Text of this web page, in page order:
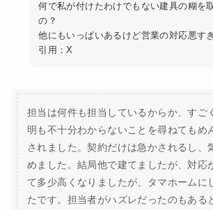
何で私が付けたわけでもない建具の糊を
の？
他にもいっぱいあるけど営業の対応悪す
引用：X
担当は何件も担当しているからか、すご
明も不十分わからないことを尋ねてもめ
されました。契約だけは急かされるし、
めました。結局他で建てましたが、対応
て多少高くなりましたが、タマホームに
たです。担当者がハズレだったのもある